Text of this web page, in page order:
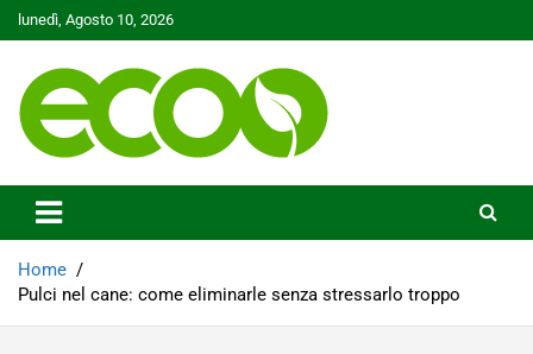
Skip
to
lunedì, Agosto 10, 2026
Ecoo.it
Home
Pulci nel cane: come eliminarle senza stressarlo troppo